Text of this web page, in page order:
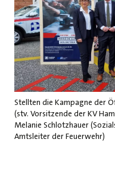
Stellten die Kampagne der
(stv. Vorsitzende der KV
Melanie Schlotzhauer
Amtsleiter der Feuerwehr)